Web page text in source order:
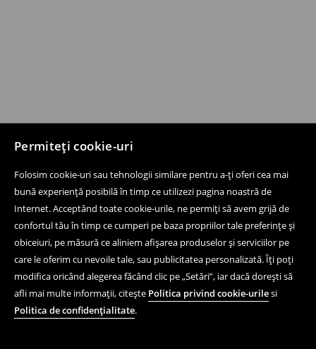
Permiteți cookie-uri
Folosim cookie-uri sau tehnologii similare pentru a-ți oferi cea mai
bună experiență posibilă în timp ce utilizezi pagina noastră de
Internet. Acceptând toate cookie-urile, ne permiți să avem grijă de
confortul tău în timp ce cumperi pe baza propriilor tale preferințe și
obiceiuri, pe măsură ce aliniem afișarea produselor și serviciilor pe
care le oferim cu nevoile tale, sau publicitatea personalizată. Îți poți
modifica oricând alegerea făcând clic pe „Setări”, iar dacă dorești să
afli mai multe informații, citește Politica privind cookie-urilesi
Politica de confidențialitate.